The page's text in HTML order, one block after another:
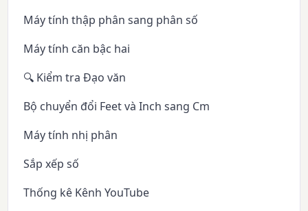
Máy tính thập phân sang phân số
Máy tính căn bậc hai
🔍 Kiểm tra Đạo văn
Bộ chuyển đổi Feet và Inch sang Cm
Máy tính nhị phân
Sắp xếp số
Thống kê Kênh YouTube